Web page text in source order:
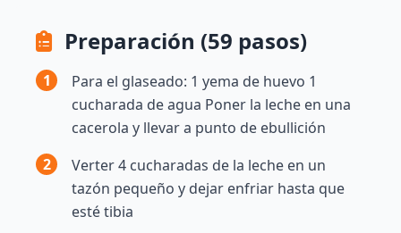
Preparación (59 pasos)
1
Para el glaseado: 1 yema de huevo 1
cucharada de agua Poner la leche en una
cacerola y llevar a punto de ebullición
2
Verter 4 cucharadas de la leche en un
tazón pequeño y dejar enfriar hasta que
esté tibia